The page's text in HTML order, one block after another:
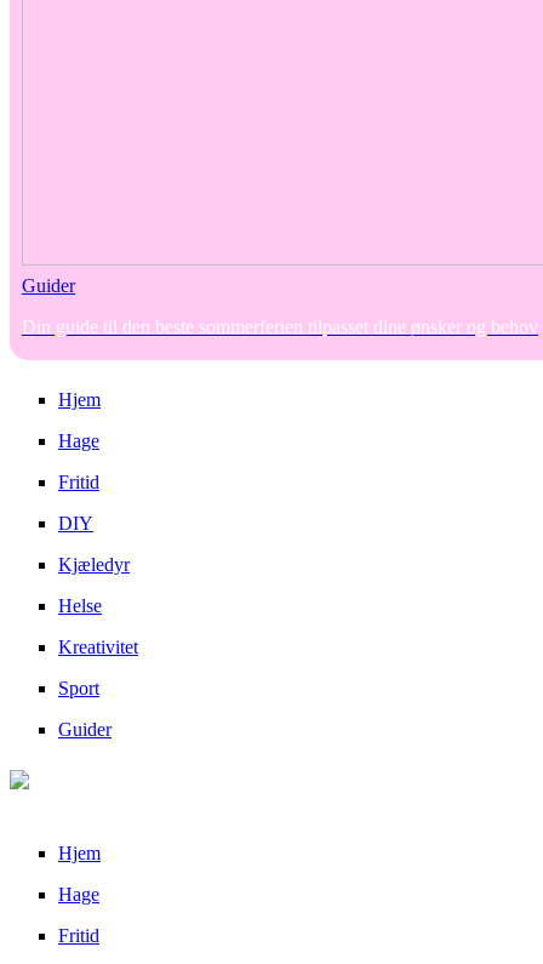
Guider
Din guide til den beste sommerferien tilpasset dine ønsker og behov
Hjem
Hage
Fritid
DIY
Kjæledyr
Helse
Kreativitet
Sport
Guider
Hjem
Hage
Fritid